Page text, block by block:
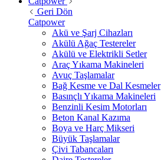
Geri Dön
Catpower
Akü ve Şarj Cihazları
Akülü Ağaç Testereler
Akülü ve Elektrikli Setler
Araç Yıkama Makineleri
Avuç Taşlamalar
Bağ Kesme ve Dal Kesmeler
Basınçlı Yıkama Makineleri
Benzinli Kesim Motorları
Beton Kanal Kazıma
Boya ve Harç Mikseri
Büyük Taşlamalar
Çivi Tabancaları